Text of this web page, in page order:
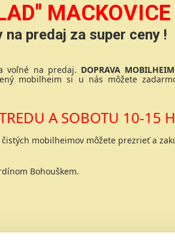
MACKOVICE
predaj za super ceny !
voľné na predaj. DOPRAVA
mobilheim si u nás môžete
A SOBOTU 10-15
mobilheimov môžete prezrieť a
Bohouškem.